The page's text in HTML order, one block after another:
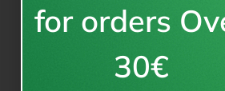
for orders
30€